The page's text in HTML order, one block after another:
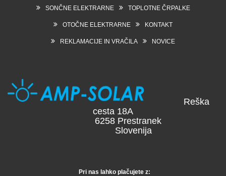
SONČNE ELEKTRARNE TOPLOTNE ČRPALKE
OTOČNE ELEKTRARNE KONTAKT
REKLAMACIJE IN VRAČILA NOVICE
Reška
cesta 18A
6258 Prestranek
Slovenija
Pri nas lahko plačujete z: